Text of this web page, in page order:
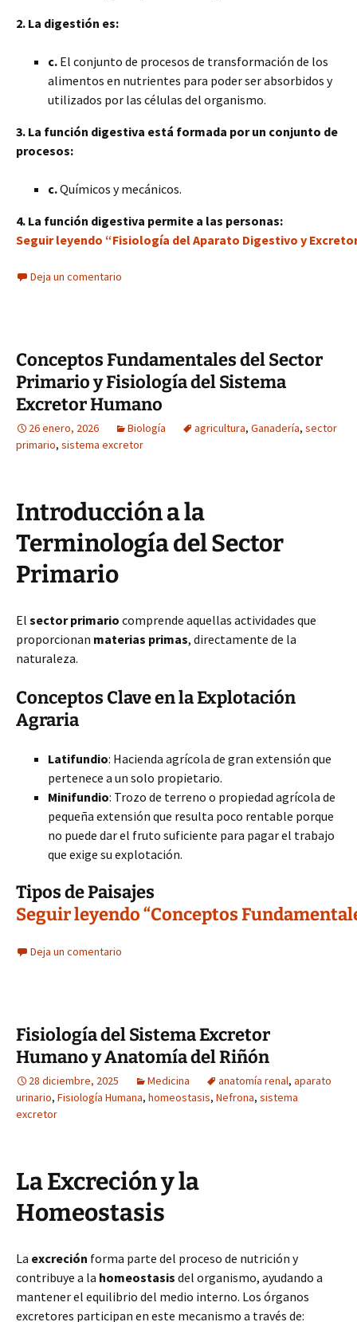
2. La digestión es:
c. El conjunto de procesos de transformación de los
alimentos en nutrientes para poder ser absorbidos y
utilizados por las células del organismo.
3. La función digestiva está formada por un conjunto de
procesos:
c.Químicos y mecánicos.
4. La función digestiva permite a las personas:
Seguir leyendo “Fisiología del Aparato Digestivo y
Deja un comentario
Conceptos Fundamentales del Sector
Primario y Fisiología del Sistema
Excretor Humano
26 enero, 2026 Biología agricultura, Ganadería, sector
primario, sistema excretor
Introducción a la
Terminología del Sector
Primario
El sector primario comprende aquellas actividades que
proporcionan materias primas, directamente de la
naturaleza.
Conceptos Clave en la Explotación
Agraria
Latifundio: Hacienda agrícola de gran extensión que
pertenece a un solo propietario.
Minifundio: Trozo de terreno o propiedad agrícola de
pequeña extensión que resulta poco rentable porque
no puede dar el fruto suficiente para pagar el trabajo
que exige su explotación.
Tipos de Paisajes
Seguir leyendo “Conceptos
Deja un comentario
Fisiología del Sistema Excretor
Humano y Anatomía del Riñón
28 diciembre, 2025 Medicina anatomía renal, aparato
urinario, Fisiología Humana, homeostasis, Nefrona, sistema
excretor
La Excreción y la
Homeostasis
La excreción forma parte del proceso de nutrición y
contribuye a la homeostasis del organismo, ayudando a
mantener el equilibrio del medio interno. Los órganos
excretores participan en este mecanismo a través de: